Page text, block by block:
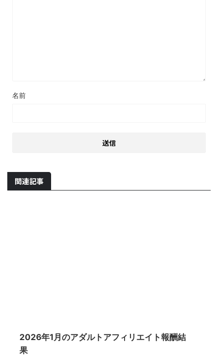
名前
関連記事
2026年1月のアダルトアフィリエイト報酬結
果